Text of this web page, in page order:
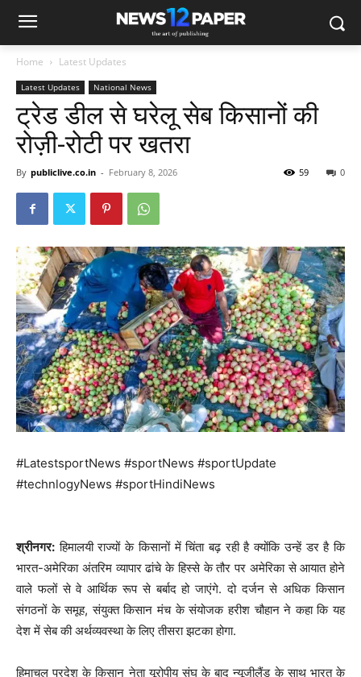
Home Latest Updates
Latest Updates National News
ट्रेड डील से घरेलू सेब किसानों की
रोज़ी-रोटी पर खतरा
By publiclive.co.in - February 8, 2026 0
59
#LatestsportNews #sportNews #sportUpdate
#technlogyNews #sportHindiNews
श्रीनगर: हिमालयी राज्यों के किसानों में चिंता बढ़ रही है क्योंकि उन्हें डर है कि
भारत-अमेरिका अंतरिम व्यापार ढांचे के हिस्से के तौर पर अमेरिका से आयात होने
वाले फलों से वे आर्थिक रूप से बर्बाद हो जाएंगे. दो दर्जन से अधिक किसान
संगठनों के समूह, संयुक्त किसान मंच के संयोजक हरीश चौहान ने कहा कि यह
देश में सेब की अर्थव्यवस्था के लिए तीसरा झटका होगा.
हिमाचल प्रदेश के किसान नेता यूरोपीय संघ के बाद न्यूजीलैंड के साथ भारत के